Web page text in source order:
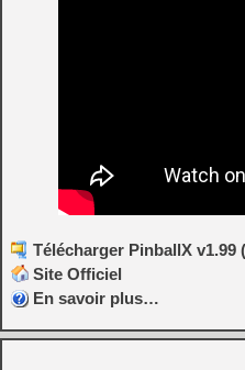
Télécharger PinballX v1.99
Site Officiel
En savoir plus…